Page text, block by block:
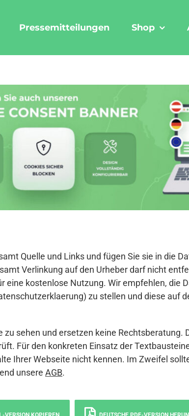
Pressemitteilungen Shop
Quelle und Links und fügen Sie sie in die
Verlinkung auf den Urheber darf nicht
eine kostenlose Nutzung. Wir empfehlen, die
zu stellen und diese auf
sehen und ersetzen keine Rechtsberatung.
Für den konkreten Einsatz der
Ihrer Webseite nicht kennen. Im Zweifel
unsere AGB.